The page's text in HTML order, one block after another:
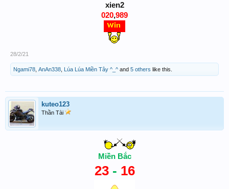
xien2
020,989
28/2/21
Ngami78 AnAn338 Lúa Lúa Miền Tây ^_^ and 5 others like this.
kuteo123
Thần Tài
Miền Bắc
23 - 16